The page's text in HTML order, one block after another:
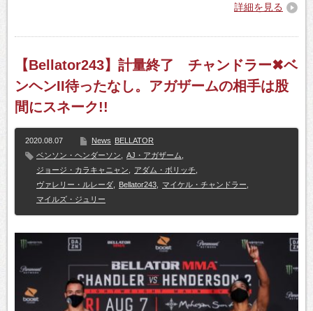
詳細を見る
【Bellator243】計量終了 チャンドラー✖ベ
ンヘンII待ったなし。アガザームの相手は股
間にスネーク!!
2020.08.07 News BELLATOR
ベンソン・ヘンダーソン
AJ・アガザーム
ジョージ・カラキャニャン
アダム・ボリッチ
ヴァレリー・ルレーダ
Bellator243 マイケル・チャンドラー
マイルズ・ジュリー